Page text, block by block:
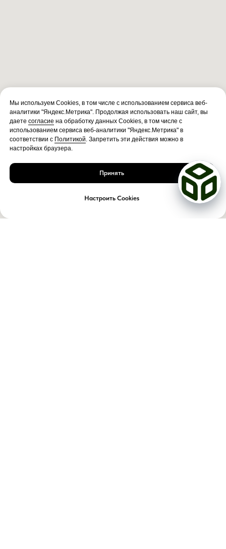
Мы используем Cookies, в том числе с использованием сервиса веб-
аналитики "Яндекс.Метрика". Продолжая использовать наш сайт, вы
даете согласие на обработку данных Cookies, в том числе с
использованием сервиса веб-аналитики "Яндекс.Метрика" в
соответствии с Политикой. Запретить эти действия можно в
настройках браузера.
Принять
Настроить Cookies